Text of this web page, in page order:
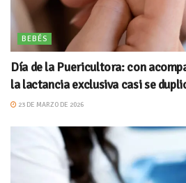
BEBÉS
Día de la Puericultora: con
la lactancia exclusiva casi se
23 DE MARZO DE 2026